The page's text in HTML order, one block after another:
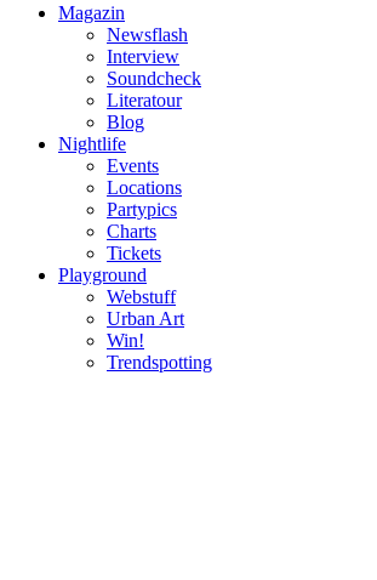
Magazin
Newsflash
Interview
Soundcheck
Literatour
Blog
Nightlife
Events
Locations
Partypics
Charts
Tickets
Playground
Webstuff
Urban Art
Win!
Trendspotting